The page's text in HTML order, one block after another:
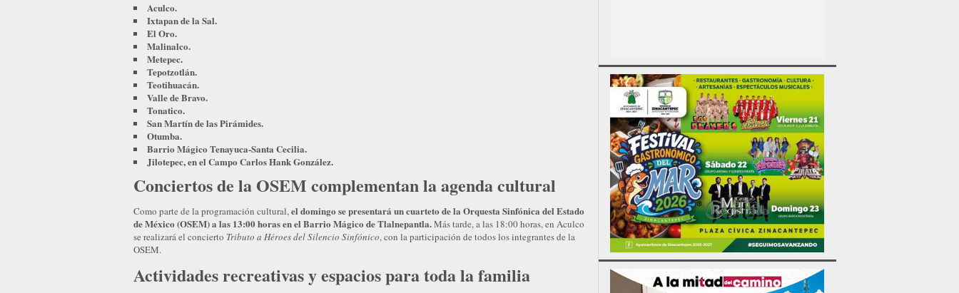
Aculco.
Ixtapan de la Sal.
El Oro.
Malinalco.
Metepec.
Tepotzotlán.
Teotihuacán.
Valle de Bravo.
Tonatico.
San Martín de las Pirámides.
Otumba.
Barrio Mágico Tenayuca-Santa Cecilia.
Jilotepec, en el Campo Carlos Hank González.
Conciertos de la OSEM complementan la agenda cultural
Como parte de la programación cultural,el domingo se presentará un cuarteto de la Orquesta Sinfónica del Estado
de México (OSEM) a las 13:00 horas en el Barrio Mágico de Tlalnepantla.Más tarde, a las 18:00 horas, en Aculco
se realizará el concierto Tributo a Héroes del Silencio Sinfónico, con la participación de todos los integrantes de la
OSEM.
Actividades recreativas y espacios para toda la familia